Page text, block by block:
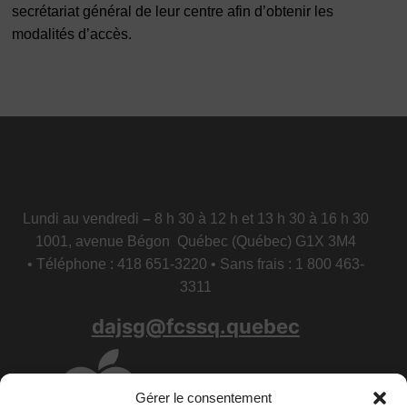
Gérer le consentement
secrétariat général de leur centre afin d’obtenir les
modalités d’accès.
Lundi au vendredi – 8 h 30 à 12 h et 13 h 30 à 16 h 30
1001, avenue Bégon Québec (Québec) G1X 3M4
• Téléphone : 418 651-3220 • Sans frais : 1 800 463-
3311
dajsg@fcssq.quebec